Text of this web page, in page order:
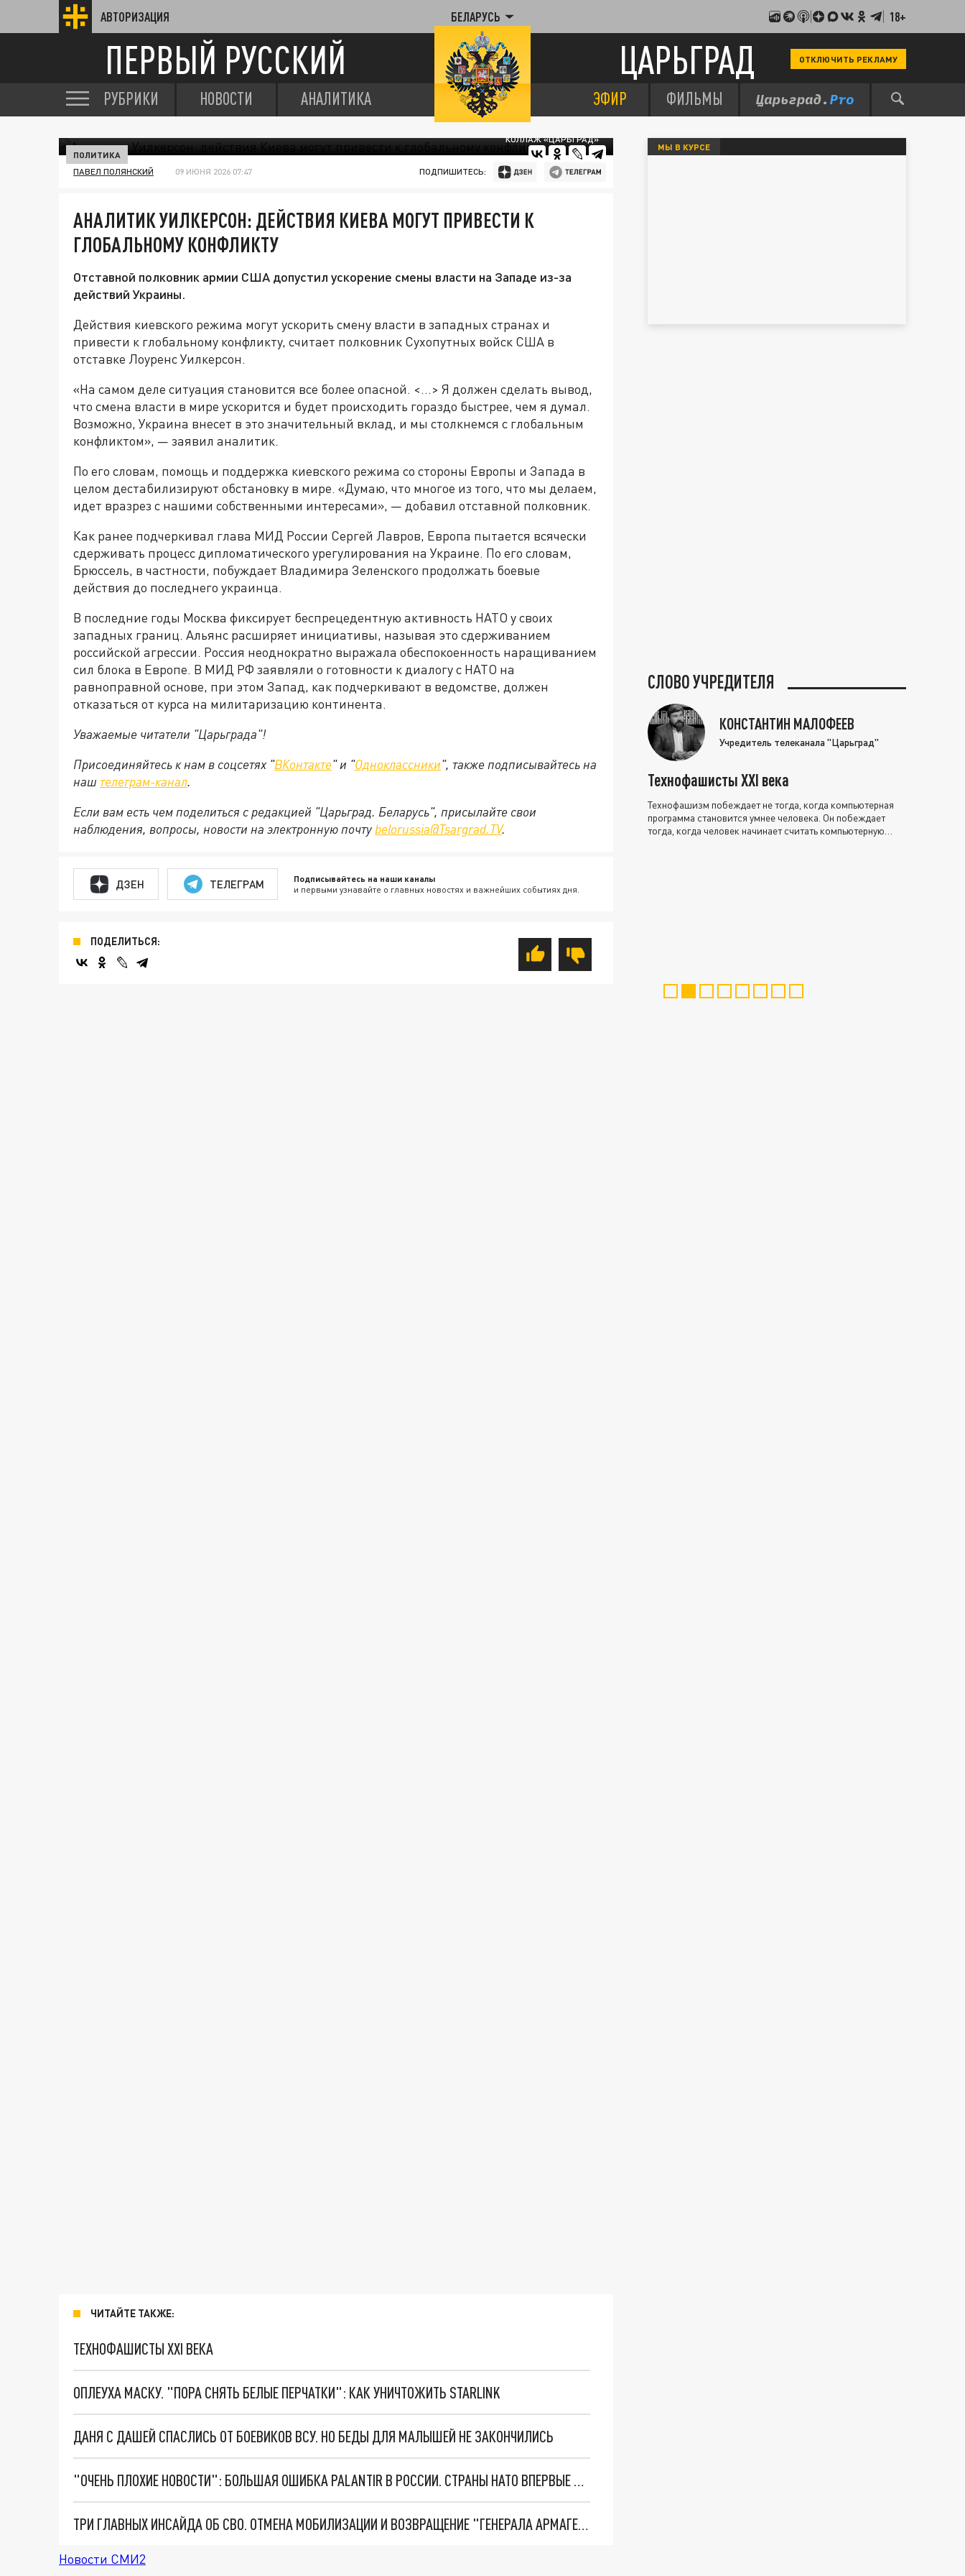
АВТОРИЗАЦИЯ БЕЛАРУСЬ 18+
ПЕРВЫЙ РУССКИЙ ЦАРЬГРАД ОТКЛЮЧИТЬ РЕКЛАМУ
РУБРИКИ НОВОСТИ АНАЛИТИКА ЭФИР ФИЛЬМЫ
КОЛЛАЖ «ЦАРЬГРАД»
ПОЛИТИКА
ПАВЕЛ ПОЛЯНСКИЙ 09 ИЮНЯ 2026 07:47 ПОДПИШИТЕСЬ:
АНАЛИТИК УИЛКЕРСОН: ДЕЙСТВИЯ КИЕВА МОГУТ ПРИВЕСТИ К
ГЛОБАЛЬНОМУ КОНФЛИКТУ
Отставной полковник армии США допустил ускорение смены власти на Западе из-за
действий Украины.
Действия киевского режима могут ускорить смену власти в западных странах и
привести к глобальному конфликту, считает полковник Сухопутных войск США в
отставке Лоуренс Уилкерсон.
«На самом деле ситуация становится все более опасной. <…> Я должен сделать вывод,
что смена власти в мире ускорится и будет происходить гораздо быстрее, чем я думал.
Возможно, Украина внесет в это значительный вклад, и мы столкнемся с глобальным
конфликтом», — заявил аналитик.
По его словам, помощь и поддержка киевского режима со стороны Европы и Запада в
целом дестабилизируют обстановку в мире. «Думаю, что многое из того, что мы делаем,
идет вразрез с нашими собственными интересами», — добавил отставной полковник.
Как ранее подчеркивал глава МИД России Сергей Лавров, Европа пытается всячески
сдерживать процесс дипломатического урегулирования на Украине. По его словам,
Брюссель, в частности, побуждает Владимира Зеленского продолжать боевые
действия до последнего украинца.
В последние годы Москва фиксирует беспрецедентную активность НАТО у своих
западных границ. Альянс расширяет инициативы, называя это сдерживанием
российской агрессии. Россия неоднократно выражала обеспокоенность наращиванием
сил блока в Европе. В МИД РФ заявляли о готовности к диалогу с НАТО на
равноправной основе, при этом Запад, как подчеркивают в ведомстве, должен
отказаться от курса на милитаризацию континента.
Уважаемые читатели "Царьграда"!
Присоединяйтесь к нам в соцсетях "ВКонтакте" и "Одноклассники", также подписывайтесь на
наш телеграм-канал.
Если вам есть чем поделиться с редакцией "Царьград. Беларусь", присылайте свои
наблюдения, вопросы, новости на электронную почту belorussia@Tsargrad.TV.
ДЗЕН ТЕЛЕГРАМ Подписывайтесь на наши каналы
и первыми узнавайте о главных новостях и важнейших событиях дня.
ПОДЕЛИТЬСЯ:
ЧИТАЙТЕ ТАКЖЕ:
ТЕХНОФАШИСТЫ XXI ВЕКА
ОПЛЕУХА МАСКУ. "ПОРА СНЯТЬ БЕЛЫЕ ПЕРЧАТКИ": КАК УНИЧТОЖИТЬ STARLINK
ДАНЯ С ДАШЕЙ СПАСЛИСЬ ОТ БОЕВИКОВ ВСУ. НО БЕДЫ ДЛЯ МАЛЫШЕЙ НЕ ЗАКОНЧИЛИСЬ
"ОЧЕНЬ ПЛОХИЕ НОВОСТИ": БОЛЬШАЯ ОШИБКА PALANTIR В РОССИИ. СТРАНЫ НАТО ВПЕРВЫЕ ЗА СВО ОСТАНОВИЛИ ПОСТАВКИ ОРУЖИЯ. ВСУ ТЕРЯЮТ ПРИГРАНИЧЬЕ?
ТРИ ГЛАВНЫХ ИНСАЙДА ОБ СВО. ОТМЕНА МОБИЛИЗАЦИИ И ВОЗВРАЩЕНИЕ "ГЕНЕРАЛА АРМАГЕДДОНА"? ОТЛИЧНЫЕ НОВОСТИ, КОТОРЫЕ ЖДАЛИ ВСЕ
Новости СМИ2
МЫ В КУРСЕ
СЛОВО УЧРЕДИТЕЛЯ
КОНСТАНТИН МАЛОФЕЕВ
Учредитель телеканала "Царьград"
Технофашисты XXI века
Технофашизм побеждает не тогда, когда компьютерная
программа становится умнее человека. Он побеждает
тогда, когда человек начинает считать компьютерную